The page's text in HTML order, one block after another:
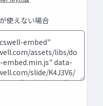
使えない場合